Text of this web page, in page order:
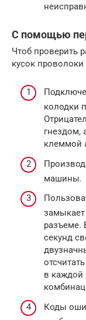
С помощью
Чтоб проверить
кусок
колодки
гнездом,
клеммой
машины.
разъеме.
секунд
в каждой
Коды